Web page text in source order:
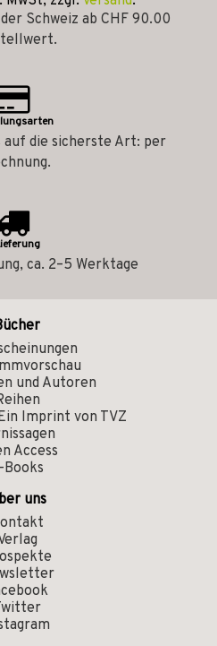
Schweiz ab CHF 90.00
auf die sicherste Art: per
ca. 2–5 Werktage
und Autoren
Imprint von TVZ
Access
Books
uns